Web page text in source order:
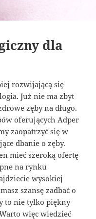
dla
rozwijającą się
Już nie ma zbyt
zęby na długo.
oferujących Adper
zaopatrzyć się w
dbanie o zęby.
mieć szeroką ofertę
na rynku
wysokiej
szansę zadbać o
to nie tylko piękny
więc wiedzieć